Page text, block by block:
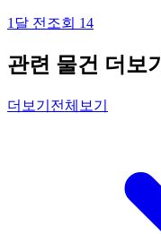
1달 전 조회 14
관련 물건 더보기
더보기 전체보기